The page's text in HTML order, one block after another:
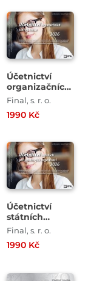
Účetnictví
organizačních
složek státu
2026
Final, s. r. o.
1990 Kč
Účetnictví
státních
příspěvkových
organizací
2026
Final, s. r. o.
1990 Kč